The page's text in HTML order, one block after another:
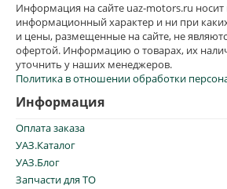
Информация на сайте uaz-motors.ru
информационный характер и ни при
и цены, размещенные на сайте, не
офертой. Информацию о товарах, их
уточнить у наших менеджеров.
Политика в отношении обработки
Информация
Оплата заказа
УАЗ.Каталог
УАЗ.Блог
Запчасти для ТО